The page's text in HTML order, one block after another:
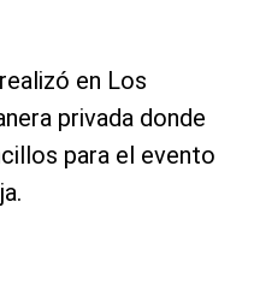
en Los
privada donde
para el evento